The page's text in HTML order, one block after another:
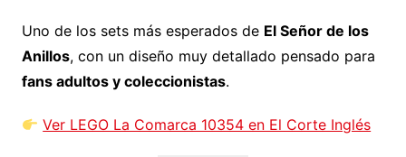
Uno de los sets más esperados de El Señor de los
Anillos, con un diseño muy detallado pensado para
fans adultos y coleccionistas.
Ver LEGO La Comarca 10354 en El Corte Inglés